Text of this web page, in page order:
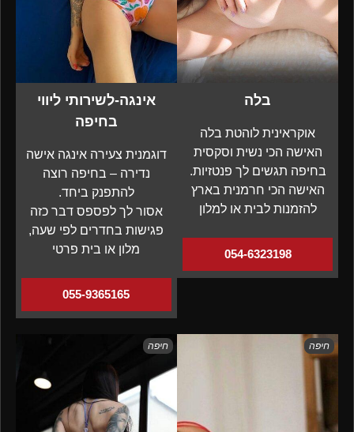
בלה
אוקראינית לוהטת בלה
האישה הכי נשית וסקסית
בחיפה תגשים לך פנטזיות.
האישה הכי חרמנית בארץ
להזמנות לבית או למלון
054-6323198
אינגה-לשירותי ליווי
בחיפה
דוגמנית צעירה אינגה אישה
נדירה – בחיפה רוצה
להתפנק ביחד.
אסור לך לפספס דבר כזה
פגישות בחדרים לפי שעה,
מלון או בית פרטי
055-9365165
חיפה חיפה